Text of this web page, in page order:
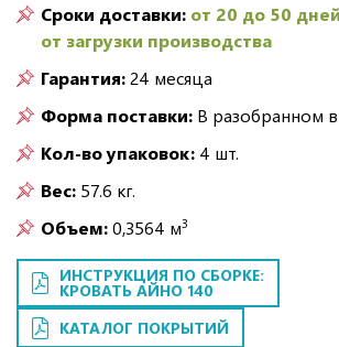
Сроки доставки: от 20 до 50
от загрузки производства
Гарантия:24 месяца
Форма поставки: В разобранном
Кол-во упаковок: 4 шт.
Вес: 57.6 кг.
Объем:0,3564 м3
ИНСТРУКЦИЯ ПО СБОРКЕ:
КРОВАТЬ АЙНО 140
КАТАЛОГ ПОКРЫТИЙ